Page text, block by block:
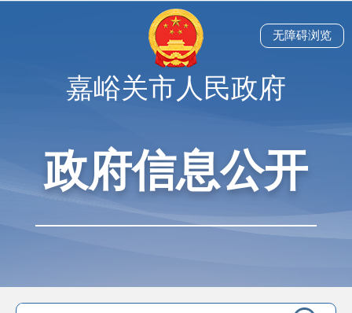
嘉峪关市人民政府
政府信息公开
无障碍浏览